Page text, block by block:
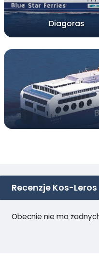
Diagoras
Recenzje Kos-Leros
Obecnie nie ma